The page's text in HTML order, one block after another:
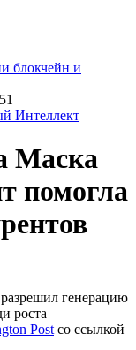
блокчейн и
Интеллект
Маска
помогла
генерацию
роста
Post со ссылкой